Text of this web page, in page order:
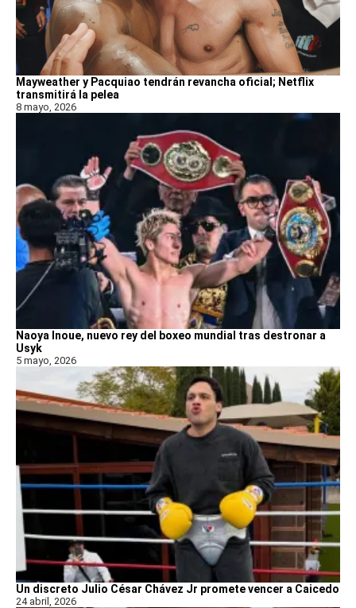
Mayweather y Pacquiao tendrán revancha oficial; Netflix
transmitirá la pelea
8 mayo, 2026
Naoya Inoue, nuevo rey del boxeo mundial tras destronar a
Usyk
5 mayo, 2026
Un discreto Julio César Chávez Jr promete vencer a Caicedo
24 abril, 2026